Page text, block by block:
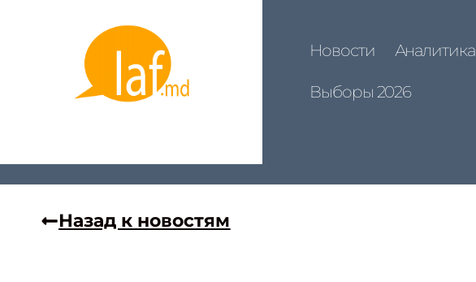
Новости Аналитика
Выборы 2026
Назад к новостям